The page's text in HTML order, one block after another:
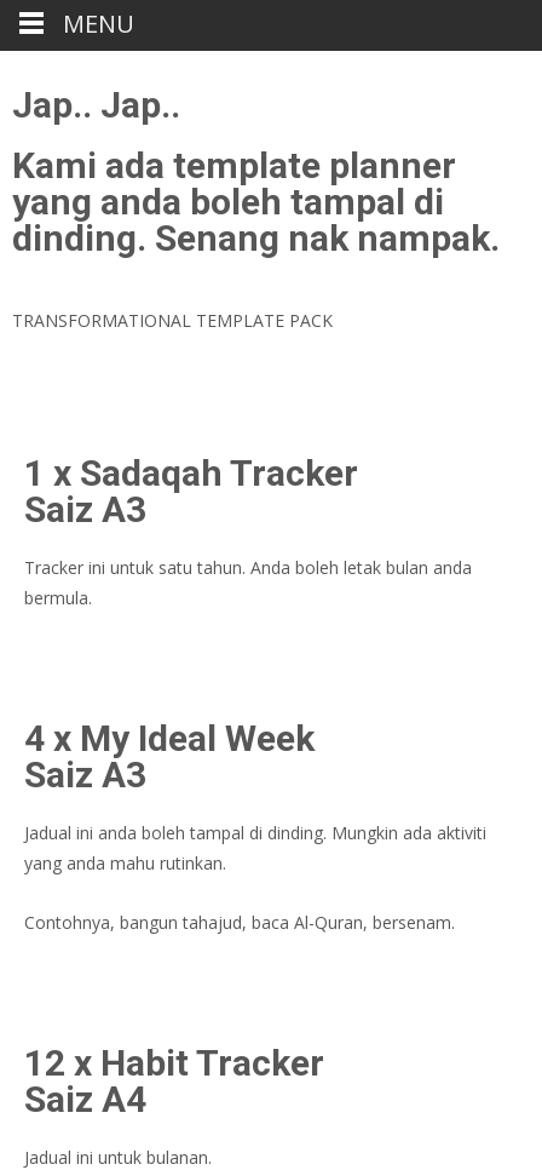
Jap.. Jap..
Kami ada template planner
yang anda boleh tampal di
dinding. Senang nak nampak.
TRANSFORMATIONAL TEMPLATE PACK
1 x Sadaqah Tracker
Saiz A3
Tracker ini untuk satu tahun. Anda boleh letak bulan anda
bermula.
4 x My Ideal Week
Saiz A3
Jadual ini anda boleh tampal di dinding. Mungkin ada aktiviti
yang anda mahu rutinkan.
Contohnya, bangun tahajud, baca Al-Quran, bersenam.
12 x Habit Tracker
Saiz A4
Jadual ini untuk bulanan.
MENU